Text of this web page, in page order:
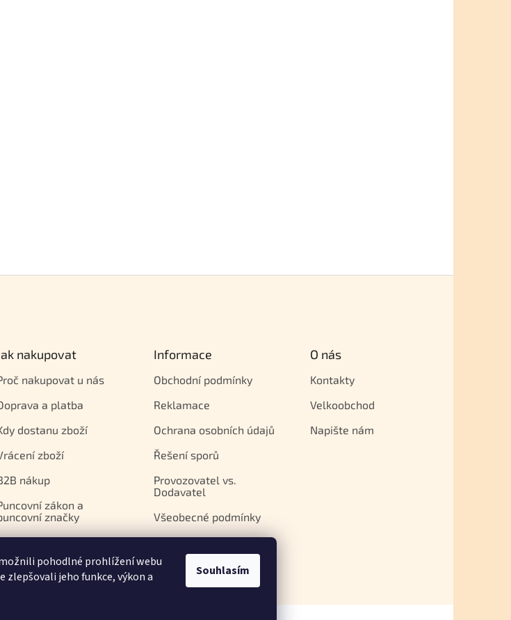
pohodlné prohlížení webu
zlepšovali jeho funkce, výkon a
Souhlasím
nakupovat
nakupovat u nás
a platba
dostanu zboží
zboží
nákup
zákon a
značky
brána Comgate
Informace
Obchodní podmínky
Reklamace
Ochrana osobních údajů
Řešení sporů
Provozovatel vs.
Dodavatel
Všeobecné podmínky
O nás
Kontakty
Velkoobchod
Napište nám